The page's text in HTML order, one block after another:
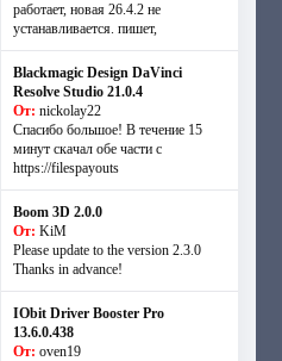
работает, новая 26.4.2 не
устанавливается. пишет,
Blackmagic Design DaVinci
Resolve Studio 21.0.4
От: nickolay22
Спасибо большое! В течение 15
минут скачал обе части с
https://filespayouts
Boom 3D 2.0.0
От: KiM
Please update to the version 2.3.0
Thanks in advance!
IObit Driver Booster Pro
13.6.0.438
От: oven19